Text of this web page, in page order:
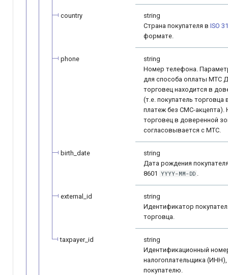
country
string
Страна покупателя в ISO
формате.
phone
string
Номер телефона.
для способа оплаты МТС
торговец находится в
(т.е. покупатель торговца
платеж без СМС-акцепта).
торговец в доверенной
согласовывается с МТС.
birth_date
string
Дата рождения
8601 YYYY-MM-DD .
external_id
string
Идентификатор
торговца.
taxpayer_id
string
Идентификационный
налогоплательщика
покупателю.